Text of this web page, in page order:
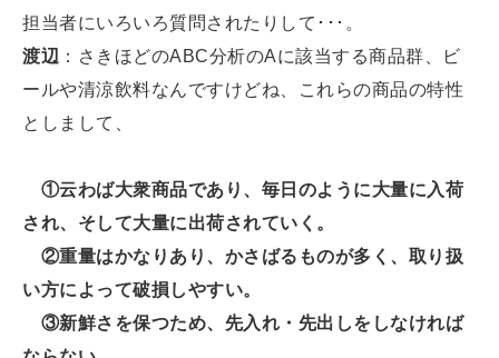
担当者にいろいろ質問されたりして･･･。
渡辺 ：さきほどのABC分析のAに該当する商品群、ビ
ールや清涼飲料なんですけどね、これらの商品の特性
としまして、
①云わば大衆商品であり、毎日のように大量に入荷
され、そして大量に出荷されていく。
②重量はかなりあり、かさばるものが多く、取り扱
い方によって破損しやすい。
③新鮮さを保つため、先入れ・先出しをしなければ